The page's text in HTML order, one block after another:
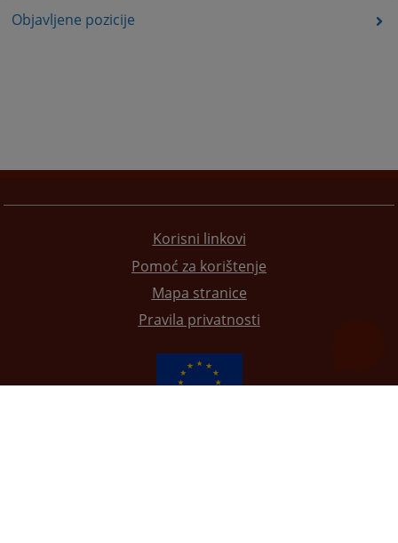
Objavljene pozicije
Korisni linkovi
Pomoć za korištenje
Mapa stranice
Pravila privatnosti